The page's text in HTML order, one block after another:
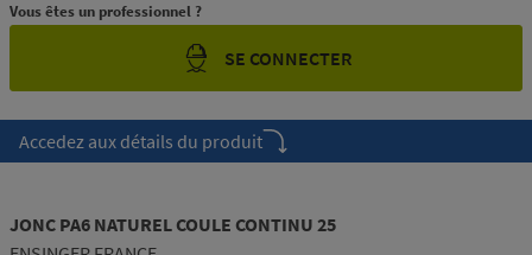
Vous êtes un professionnel ?
SE CONNECTER
Accedez aux détails du produit
JONC PA6 NATUREL COULE CONTINU 25